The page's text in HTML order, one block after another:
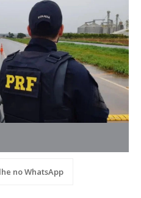
no WhatsApp